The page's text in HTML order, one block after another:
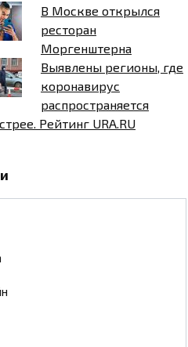
В Москве открылся
ресторан
Моргенштерна
Выявлены регионы, где
коронавирус
распространяется
Рейтинг URA.RU